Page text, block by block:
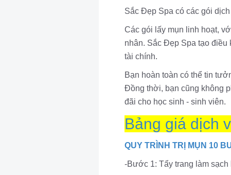
Sắc Đẹp Spa có các gói
Các gói lấy mụn linh hoạt,
nhân. Sắc Đẹp Spa tạo
tài chính.
Bạn hoàn toàn có thể tin
Đồng thời, bạn cũng không
đãi cho học sinh - sinh viên.
Bảng giá dịch
QUY TRÌNH TRỊ MỤN 10
-Bước 1: Tẩy trang làm